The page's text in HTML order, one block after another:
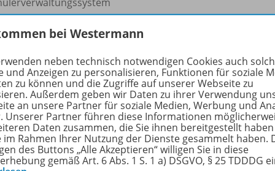
Highlight ist die Verknüpfung zu Schroedel
und auftagesaktuelle Materialien
zugreifen, die
kann flexibel auf PC/MAC, Tablets und Smartphones
.
Informationen zur BiBox finden Siehier.
Sie mehr über die Reihe
bei Westermann
neben technisch notwendigen Cookies auch
und Anzeigen zu personalisieren, Funktionen für soziale
zu können und die Zugriffe auf unserer Webseite zu
Außerdem geben wir Daten zu ihrer Verwendung
an unsere Partner für soziale Medien, Werbung und
Unserer Partner führen diese Informationen
Daten zusammen, die Sie ihnen bereitgestellt
im Rahmen Ihrer Nutzung der Dienste gesammelt haben.
des Buttons „Alle Akzeptieren“ willigen Sie in diese
gemäß Art. 6 Abs. 1 S. 1 a) DSGVO, § 25 TDDDG